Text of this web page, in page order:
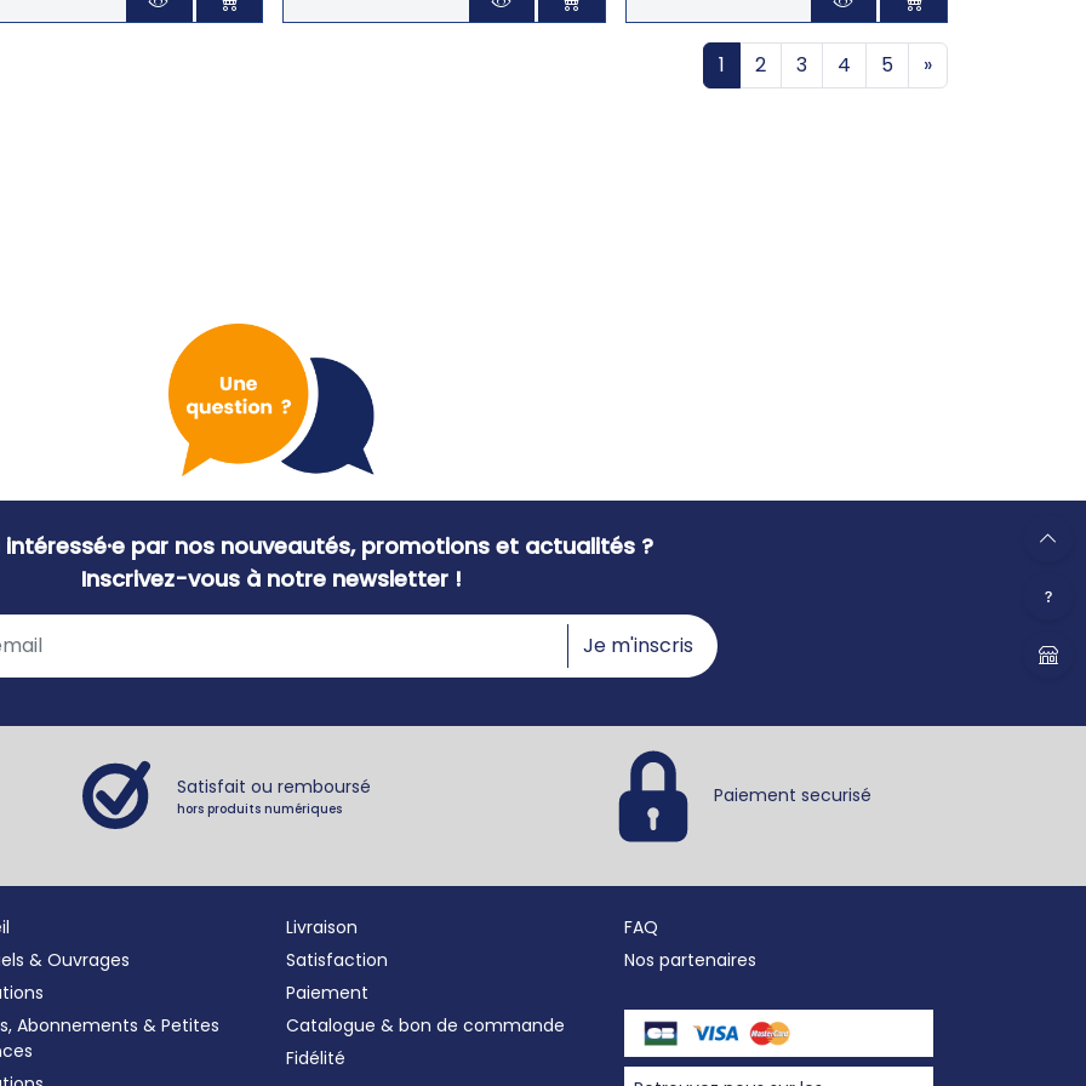
1 2 3 4 5 »
par nos nouveautés, promotions et actualités ?
Inscrivez-vous à notre newsletter !
Je m'inscris
Satisfait ou remboursé
hors produits numériques
Paiement securisé
& Ouvrages
Abonnements & Petites
Livraison
Satisfaction
Paiement
Catalogue & bon de commande
Fidélité
FAQ
Nos partenaires